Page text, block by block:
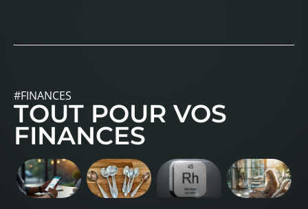
#FINANCES
TOUT POUR VOS
FINANCES